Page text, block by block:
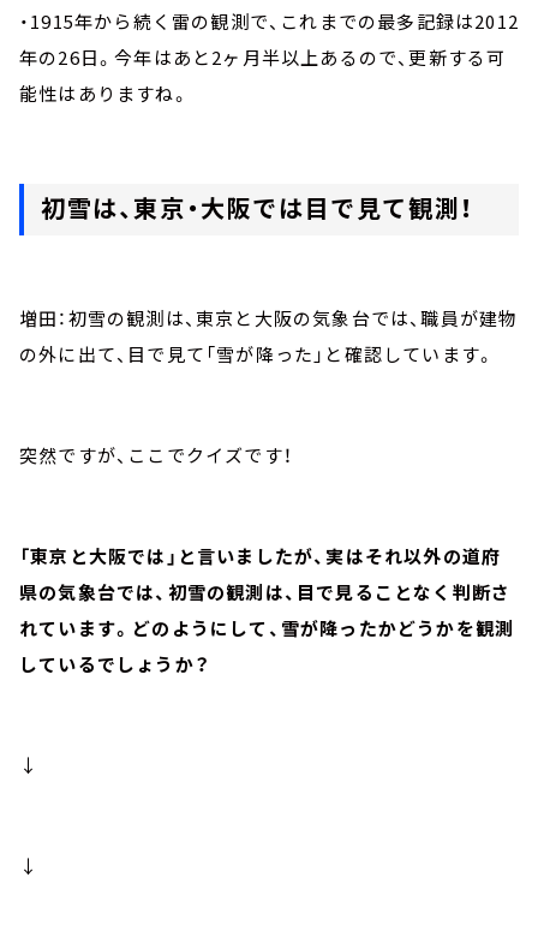
・1915年から続く雷の観測で、これまでの最多記録は2012
年の26日。今年はあと2ヶ月半以上あるので、更新する可
能性はありますね。
初雪は、東京・大阪では目で見て観測！
増田：初雪の観測は、東京と大阪の気象台では、職員が建物
の外に出て、目で見て「雪が降った」と確認しています。
突然ですが、ここでクイズです！
「東京と大阪では」と言いましたが、実はそれ以外の道府
県の気象台では、初雪の観測は、目で見ることなく判断さ
れています。どのようにして、雪が降ったかどうかを観測
しているでしょうか？
↓
↓